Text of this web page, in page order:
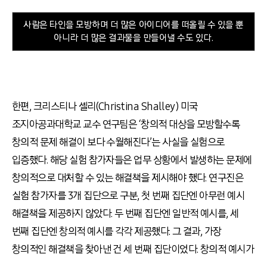
사람은 타인을 모방하며 더 많은 아이디어를 떠올릴 수 있을 뿐
아니라 더 많은 결과물을 만들어낼 수도 있다.
한편, 크리스티나 셸리(Christina Shalley) 미국
조지아공과대학교 교수 연구팀은 ‘창의적 대상을 모방할수록
창의적 문제 해결이 보다 수월해진다’는 사실을 실험으로
입증했다. 해당 실험 참가자들은 업무 상황에서 발생하는 문제에
창의적으로 대처할 수 있는 해결책을 제시해야 했다. 연구진은
실험 참가자를 3개 집단으로 구분, 첫 번째 집단엔 아무런 예시
해결책을 제공하지 않았다. 두 번째 집단엔 일반적 예시를, 세
번째 집단엔 창의적 예시를 각각 제공했다. 그 결과, 가장
창의적인 해결책을 찾아낸 건 세 번째 집단이었다. 창의적 예시가